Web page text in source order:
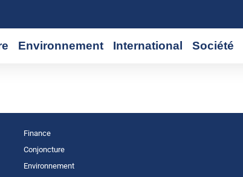
Environnement International Société
Finance
Conjoncture
Environnement